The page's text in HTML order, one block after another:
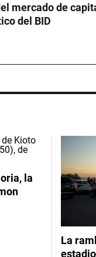
mercado de
del BID
la
La